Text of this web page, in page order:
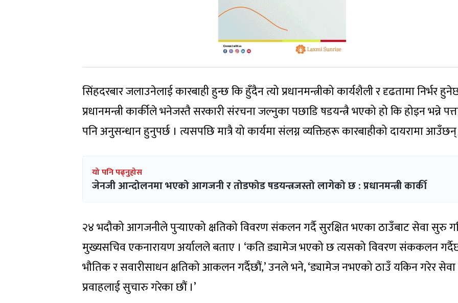
सिंहदरबार जलाउनेलाई कारबाही हुन्छ कि हुँदैन त्यो प्रधानमन्त्रीको कार्यशैली र दृढतामा निर्भर
प्रधानमन्त्री कार्कीले भनेजस्तै सरकारी संरचना जल्नुका पछाडि षडयन्त्रै भएको हो कि होइन भन्ने
पनि अनुसन्धान हुनुपर्छ । त्यसपछि मात्रै यो कार्यमा संलग्न व्यक्तिहरू कारबाहीको दायरामा
यो पनि पढ्नुहोस
जेनजी आन्दोलनमा भएको आगजनी र तोडफोड षडयन्त्रजस्तो लागेको छ : प्रधानमन्त्री कार्की
२४ भदौको आगजनीले पुर्‍याएको क्षतिको विवरण संकलन गर्दै सुरक्षित भएका ठाउँबाट सेवा सुरु
मुख्यसचिव एकनारायण अर्यालले बताए । ‘कति ड्यामेज भएको छ त्यसको विवरण संककलन
भौतिक र सवारीसाधन क्षतिको आकलन गर्दैछौं,’ उनले भने, ‘ड्यामेज नभएको ठाउँ यकिन गरेर सेवा
प्रवाहलाई सुचारु गरेका छौं ।’